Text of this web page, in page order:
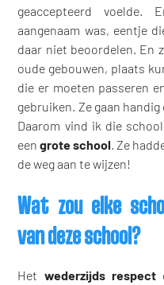
geaccepteerd voelde.
aangenaam was, eentje
daar niet beoordelen. En
oude gebouwen, plaats
die er moeten passeren
gebruiken. Ze gaan
Daarom vind ik die
eengrote school. Ze
de weg aan te wijzen!
Wat zou elke
van deze school?
Het wederzijds respect